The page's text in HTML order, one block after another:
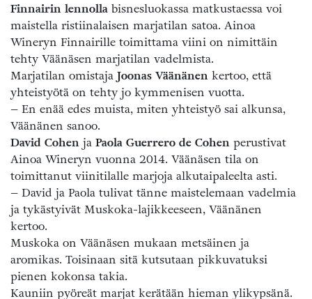
Finnairin lennolla bisnesluokassa matkustaessa voi
maistella ristiinalaisen marjatilan satoa. Ainoa
Wineryn Finnairille toimittama viini on nimittäin
tehty Väänäsen marjatilan vadelmista.
Marjatilan omistaja Joonas Väänänen kertoo, että
yhteistyötä on tehty jo kymmenisen vuotta.
– En enää edes muista, miten yhteistyö sai alkunsa,
Väänänen sanoo.
David Cohen ja Paola Guerrero de Cohen perustivat
Ainoa Wineryn vuonna 2014. Väänäsen tila on
toimittanut viinitilalle marjoja alkutaipaleelta asti.
– David ja Paola tulivat tänne maistelemaan vadelmia
ja tykästyivät Muskoka-lajikkeeseen, Väänänen
kertoo.
Muskoka on Väänäsen mukaan metsäinen ja
aromikas. Toisinaan sitä kutsutaan pikkuvatuksi
pienen kokonsa takia.
Kauniin pyöreät marjat kerätään hieman ylikypsänä.